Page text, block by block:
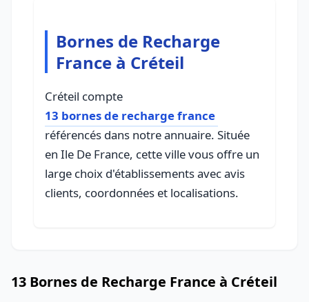
Bornes de Recharge
France à Créteil
Créteil compte
13 bornes de recharge france
référencés dans notre annuaire. Située
en Ile De France, cette ville vous offre un
large choix d'établissements avec avis
clients, coordonnées et localisations.
13 Bornes de Recharge France à Créteil